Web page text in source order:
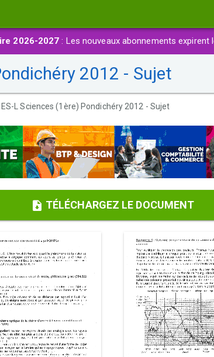
2026-2027 : Les nouveaux abonnements expirent
2012 - Sujet
ES-L Sciences (1ère) Pondichéry 2012 - Sujet
TÉLÉCHARGEZ LE DOCUMENT